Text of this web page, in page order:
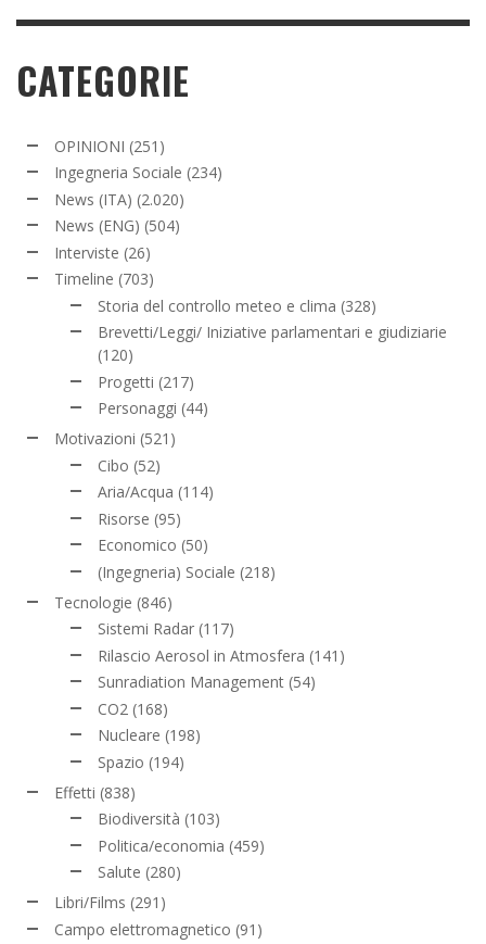
CATEGORIE
OPINIONI (251)
Ingegneria Sociale (234)
News (ITA) (2.020)
News (ENG) (504)
Interviste (26)
Timeline (703)
Storia del controllo meteo e clima (328)
Brevetti/Leggi/ Iniziative parlamentari e giudiziarie
(120)
Progetti (217)
Personaggi (44)
Motivazioni (521)
Cibo (52)
Aria/Acqua (114)
Risorse (95)
Economico (50)
(Ingegneria) Sociale (218)
Tecnologie (846)
Sistemi Radar (117)
Rilascio Aerosol in Atmosfera (141)
Sunradiation Management (54)
CO2 (168)
Nucleare (198)
Spazio (194)
Effetti (838)
Biodiversità (103)
Politica/economia (459)
Salute (280)
Libri/Films (291)
Campo elettromagnetico (91)